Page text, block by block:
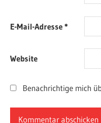
E-Mail-Adresse*
Website
Benachrichtige mich